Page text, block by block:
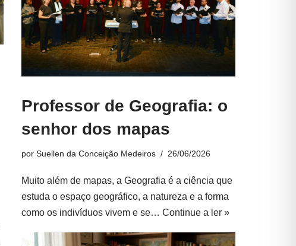
Professor de Geografia: o
senhor dos mapas
por Suellen da Conceição Medeiros 26/06/2026
Muito além de mapas, a Geografia é a ciência que
estuda o espaço geográfico, a natureza e a forma
como os indivíduos vivem e se… Continue a ler »